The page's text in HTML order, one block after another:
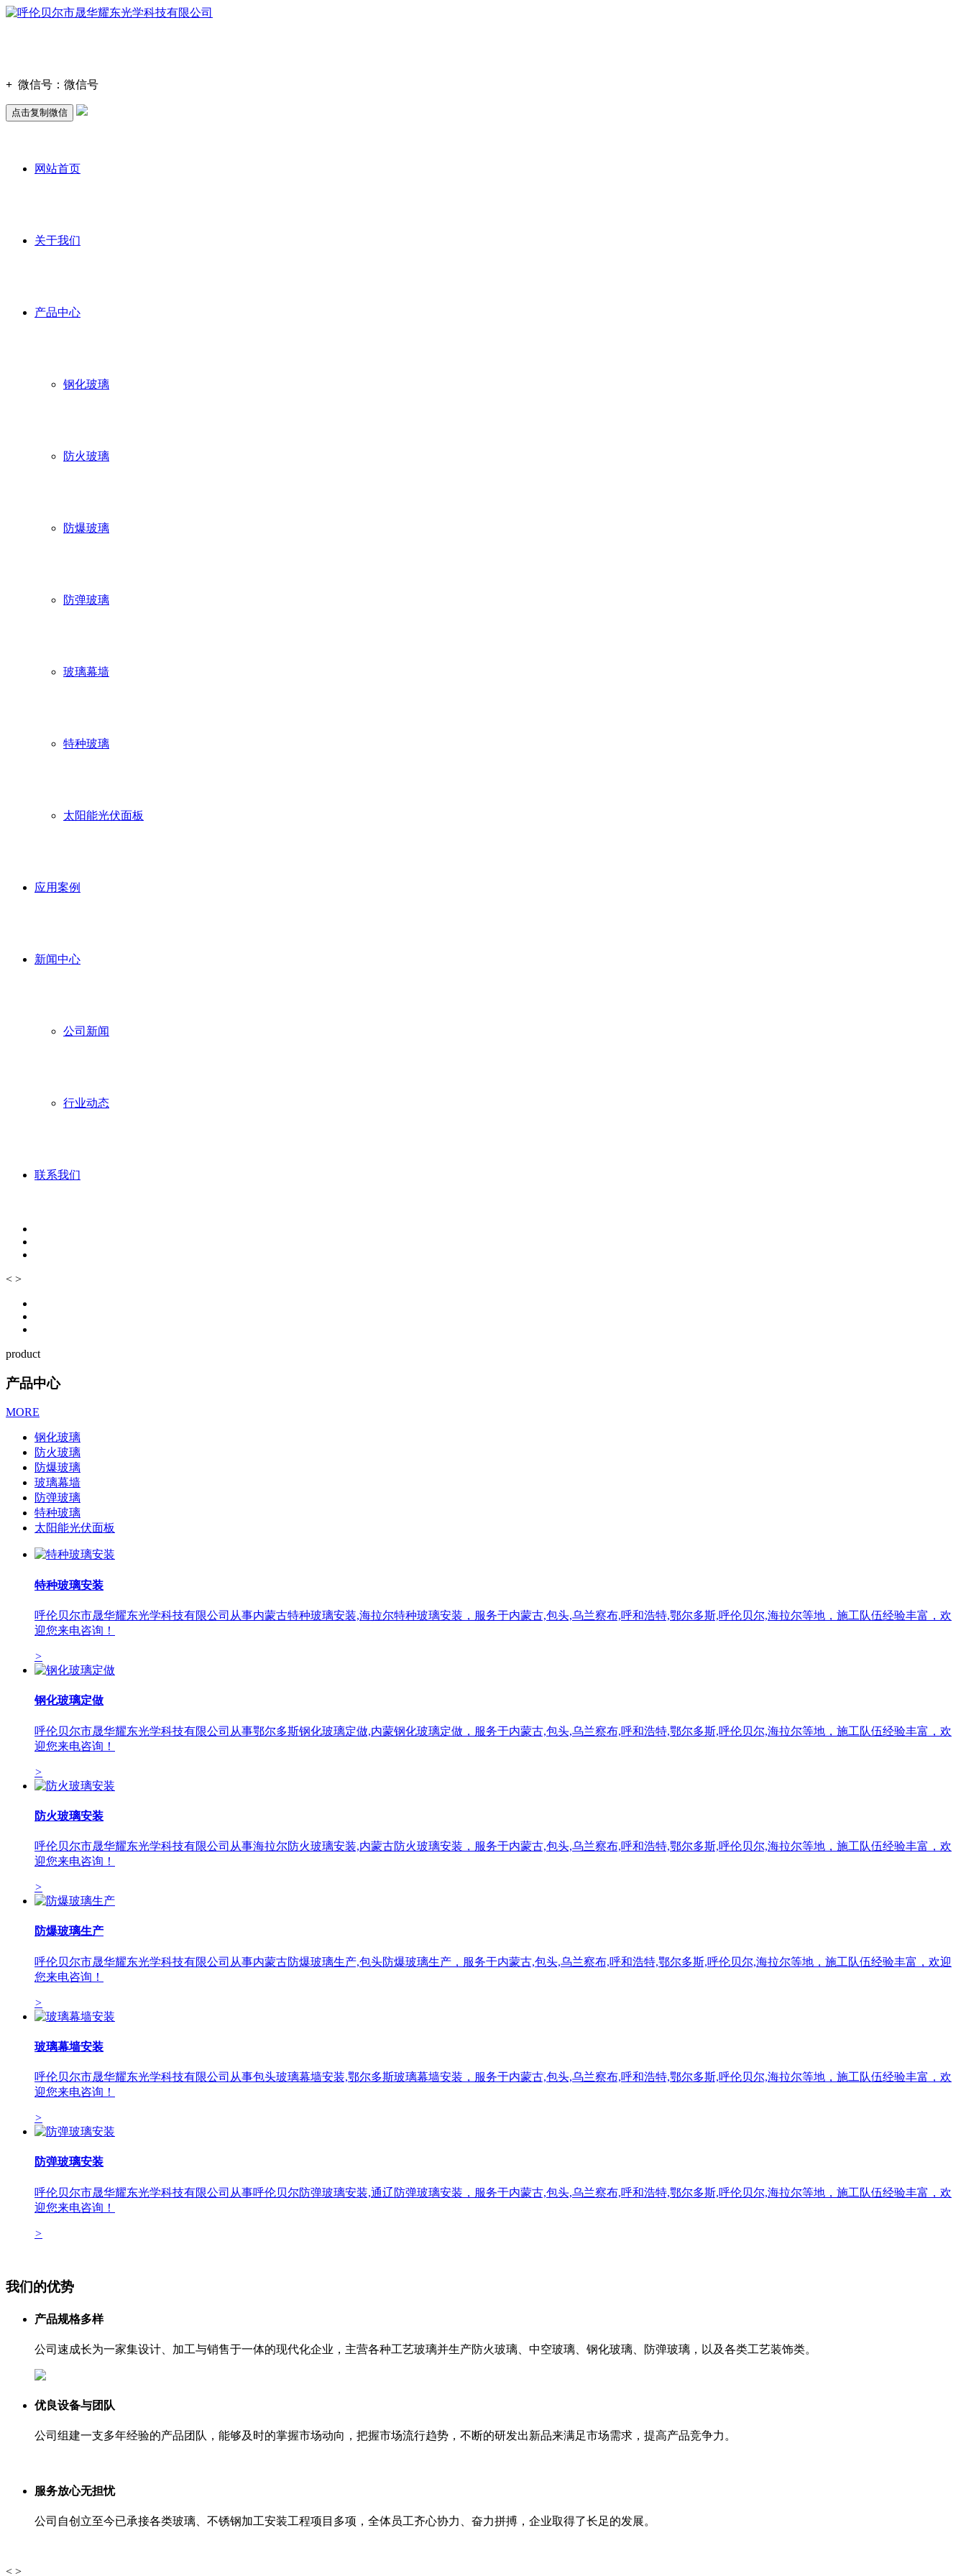
+ 微信号： 微信号
点击复制微信
网站首页
关于我们
产品中心
钢化玻璃
防火玻璃
防爆玻璃
防弹玻璃
玻璃幕墙
特种玻璃
太阳能光伏面板
应用案例
新闻中心
公司新闻
行业动态
联系我们
< >
product
产品中心
MORE
钢化玻璃
防火玻璃
防爆玻璃
玻璃幕墙
防弹玻璃
特种玻璃
太阳能光伏面板
特种玻璃安装
呼伦贝尔市晟华耀东光学科技有限公司从事内蒙古特种玻璃安装,海拉尔特种玻璃安装，服务于内蒙古,包头,乌兰察布,呼和浩特,鄂尔多斯,呼伦贝尔,海拉尔等地，施工队伍经验丰富，欢
迎您来电咨询！
>
钢化玻璃定做
呼伦贝尔市晟华耀东光学科技有限公司从事鄂尔多斯钢化玻璃定做,内蒙钢化玻璃定做，服务于内蒙古,包头,乌兰察布,呼和浩特,鄂尔多斯,呼伦贝尔,海拉尔等地，施工队伍经验丰富，欢
迎您来电咨询！
>
防火玻璃安装
呼伦贝尔市晟华耀东光学科技有限公司从事海拉尔防火玻璃安装,内蒙古防火玻璃安装，服务于内蒙古,包头,乌兰察布,呼和浩特,鄂尔多斯,呼伦贝尔,海拉尔等地，施工队伍经验丰富，欢
迎您来电咨询！
>
防爆玻璃生产
呼伦贝尔市晟华耀东光学科技有限公司从事内蒙古防爆玻璃生产,包头防爆玻璃生产，服务于内蒙古,包头,乌兰察布,呼和浩特,鄂尔多斯,呼伦贝尔,海拉尔等地，施工队伍经验丰富，欢迎
您来电咨询！
>
玻璃幕墙安装
呼伦贝尔市晟华耀东光学科技有限公司从事包头玻璃幕墙安装,鄂尔多斯玻璃幕墙安装，服务于内蒙古,包头,乌兰察布,呼和浩特,鄂尔多斯,呼伦贝尔,海拉尔等地，施工队伍经验丰富，欢
迎您来电咨询！
>
防弹玻璃安装
呼伦贝尔市晟华耀东光学科技有限公司从事呼伦贝尔防弹玻璃安装,通辽防弹玻璃安装，服务于内蒙古,包头,乌兰察布,呼和浩特,鄂尔多斯,呼伦贝尔,海拉尔等地，施工队伍经验丰富，欢
迎您来电咨询！
>
我们的优势
产品规格多样
公司速成长为一家集设计、加工与销售于一体的现代化企业，主营各种工艺玻璃并生产防火玻璃、中空玻璃、钢化玻璃、防弹玻璃，以及各类工艺装饰类。
优良设备与团队
公司组建一支多年经验的产品团队，能够及时的掌握市场动向，把握市场流行趋势，不断的研发出新品来满足市场需求，提高产品竞争力。
服务放心无担忧
公司自创立至今已承接各类玻璃、不锈钢加工安装工程项目多项，全体员工齐心协力、奋力拼搏，企业取得了长足的发展。
< >